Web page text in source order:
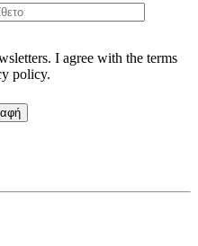
I agree with the terms
policy.